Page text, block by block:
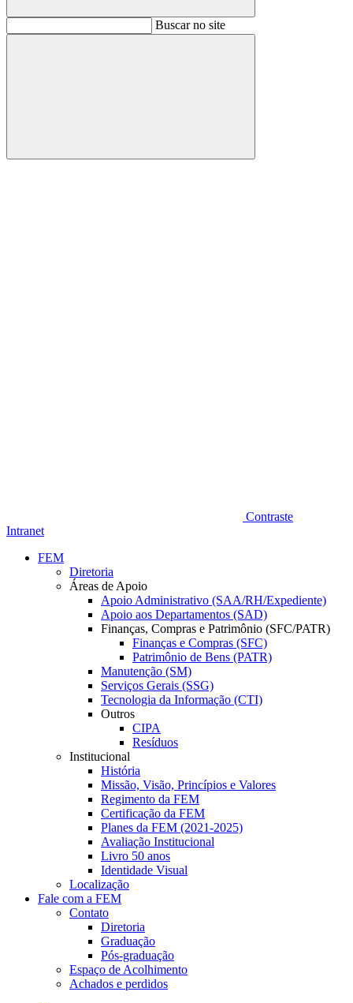
BuscarBuscar no site
Buscar
Contraste
Intranet
FEM
Diretoria
Áreas de Apoio
Apoio Administrativo (SAA/RH/Expediente)
Apoio aos Departamentos (SAD)
Finanças, Compras e Patrimônio (SFC/PATR)
Finanças e Compras (SFC)
Patrimônio de Bens (PATR)
Manutenção (SM)
Serviços Gerais (SSG)
Tecnologia da Informação (CTI)
Outros
CIPA
Resíduos
Institucional
História
Missão, Visão, Princípios e Valores
Regimento da FEM
Certificação da FEM
Planes da FEM (2021-2025)
Avaliação Institucional
Livro 50 anos
Identidade Visual
Localização
Fale com a FEM
Contato
Diretoria
Graduação
Pós-graduação
Espaço de Acolhimento
Achados e perdidos